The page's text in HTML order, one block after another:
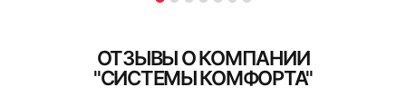
ОТЗЫВЫ О КОМПАНИИ
"СИСТЕМЫ КОМФОРТА"